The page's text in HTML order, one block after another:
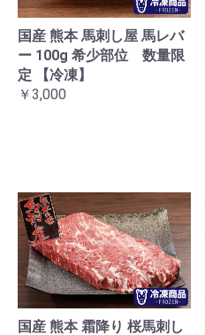
国産 熊本 馬刺し屋 馬レバ
ー 100g 希少部位 数量限
定 【冷凍】
￥3,000
国産 熊本 霜降り 桜馬刺し